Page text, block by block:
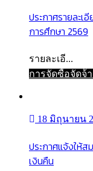
ประกาศรายละ
การศึกษา 2569
รายละเอี...
การจัดซื้อจัดจ้า
18 มิถุนายน
ประกาศแจ้งให้ส
เงินคืน